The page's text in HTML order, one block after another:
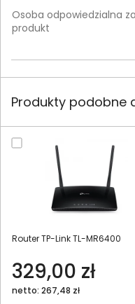
Osoba odpowiedzialna za
produkt
Produkty podobne
Router TP-Link TL-MR6400
329,00 zł
netto: 267,48 zł